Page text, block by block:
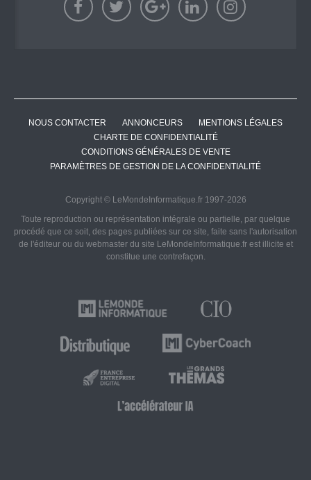
NOUS CONTACTER ANNONCEURS
MENTIONS LÉGALES
CHARTE DE CONFIDENTIALITÉ
CONDITIONS GÉNÉRALES DE VENTE
PARAMÈTRES DE GESTION DE LA CONFIDENTIALITÉ
Copyright © LeMondeInformatique.fr 1997-2026
Toute reproduction ou représentation intégrale ou partielle, par quelque
procédé que ce soit, des pages publiées sur ce site, faite sans l'autorisation
de l'éditeur ou du webmaster du site LeMondeInformatique.fr est illicite et
constitue une contrefaçon.